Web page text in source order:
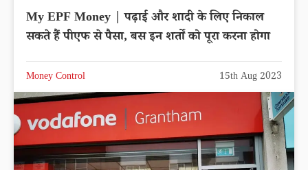
My EPF Money | पढ़ाई और शादी के लिए निकाल
सकते हैं पीएफ से पैसा, बस इन शर्तों को पूरा करना होगा
Money Control 15th Aug 2023